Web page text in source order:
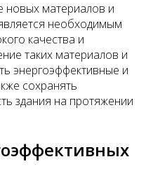
новых материалов и
необходимым
качества и
таких материалов и
энергоэффективные и
сохранять
здания на протяжении